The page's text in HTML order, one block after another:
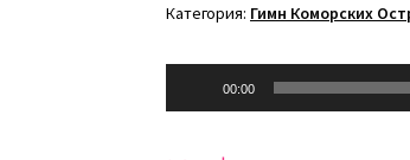
Категория: Гимн Коморских
00:00